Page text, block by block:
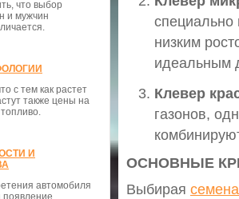
что выбор
и мужчин
с тем как растет
также цены на
И
автомобиля
появление
специально
низким
идеальным
Клевер
газонов,
ОСНОВНЫЕ
Выбирая